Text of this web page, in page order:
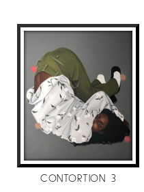
CONTORTION 3